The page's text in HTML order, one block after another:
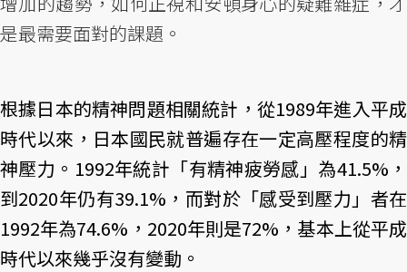
是最需要面對的課題。
根據日本的精神問題相關統計，從1989年進入平成
時代以來，日本國民就普遍存在一定高壓程度的精
神壓力。1992年統計「有精神疲勞感」為41.5%，
到2020年仍有39.1%，而對於「感受到壓力」者在
1992年為74.6%，2020年則是72%，基本上從平成
時代以來幾乎沒有變動。